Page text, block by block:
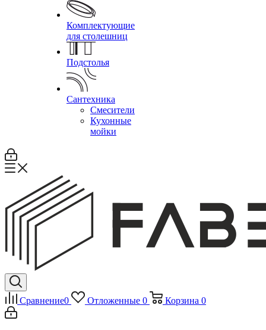
Комплектующие
для столешниц
Подстолья
Сантехника
Смесители
Кухонные
мойки
Сравнение0 Отложенные 0 Корзина 0